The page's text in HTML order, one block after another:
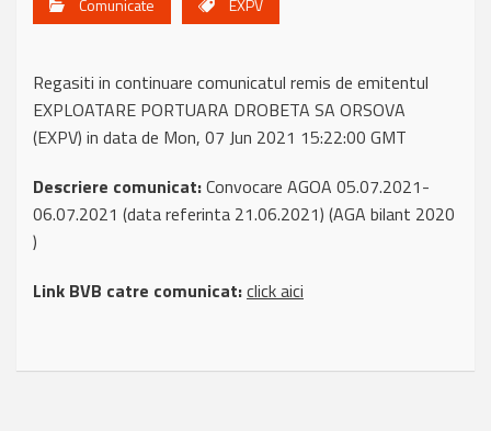
Comunicate EXPV
Regasiti in continuare comunicatul remis de emitentul
EXPLOATARE PORTUARA DROBETA SA ORSOVA
(EXPV) in data de Mon, 07 Jun 2021 15:22:00 GMT
Descriere comunicat:Convocare AGOA 05.07.2021-
06.07.2021 (data referinta 21.06.2021) (AGA bilant 2020
)
Link BVB catre comunicat:click aici